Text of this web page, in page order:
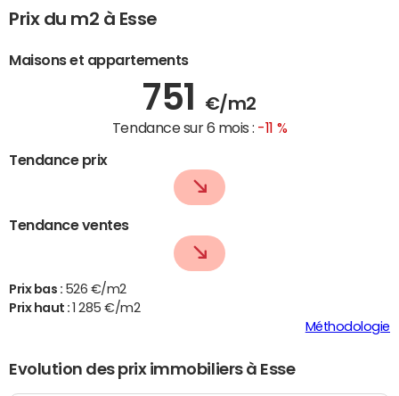
Prix du m2 à Esse
Maisons et appartements
751 €/m2
Tendance sur 6 mois : -11 %
Tendance prix
Tendance ventes
Prix bas : 526 €/m2
Prix haut :
1 285 €/m2
Méthodologie
Evolution des prix immobiliers à Esse